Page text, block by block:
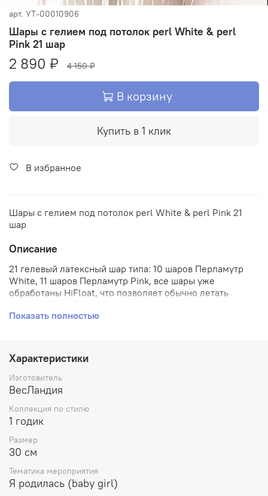
арт. УТ-00010906
Шары с гелием под потолок perl White & perl
Pink 21 шар
2 890 ₽ 4 150 ₽
В корзину
Купить в 1 клик
В избранное
Шары с гелием под потолок perl White & perl Pink 21
шар
Описание
21 гелевый латексный шар типа: 10 шаров Перламутр
White, 11 шаров Перламутр Pink, все шары уже
обработаны HiFloat, что позволяет обычно летать
обработаны Hi-float и летают до 12 часов. Лента
Показать полностью
Характеристики
Изготовитель
ВесЛандия
Коллекция по стилю
1 годик
Размер
30 см
Тематика мероприятия
Я родилась (baby girl)